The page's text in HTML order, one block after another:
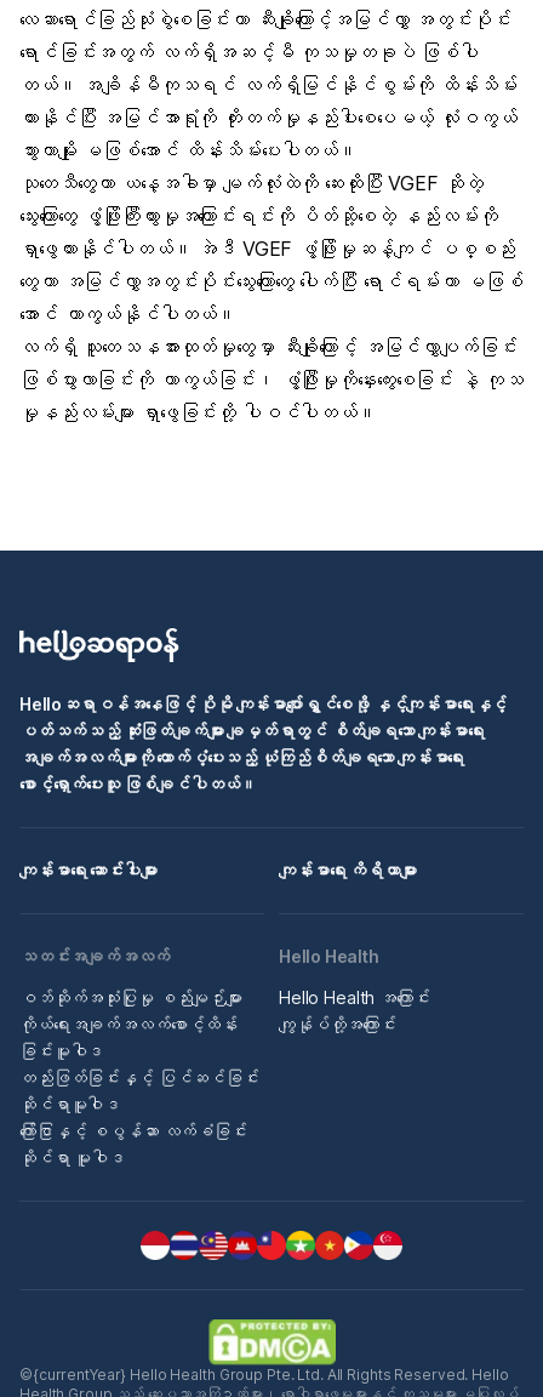
လေဆာရောင်ခြည်သုံးစွဲစေခြင်းဟာ ဆီးချိုကြောင့်အမြင်လွှာ အတွင်းပိုင်း
ရောင်ခြင်းအတွက် လက်ရှိအဆင့်မီ ကုသမှုတခုပဲ ဖြစ်ပါ
တယ်။ အချိန်မီကုသရင် လက်ရှိမြင်နိုင်စွမ်းကို ထိန်းသိမ်း
ထားနိုင်ပြီး အမြင်အာရုံကို တိုးတက်မှုနည်းပါးစေပေမယ့် လုံးဝကွယ်
သွားတာမျိုး မဖြစ်အောင် ထိန်းသိမ်းပေးပါတယ်။
သုတေသီတွေဟာ ယနေ့အခါမှာ မျက်လုံးထဲကို ဆေးထိုးပြီး VGEF ဆိုတဲ့
သွေးကြောတွေ ဖွံ့ဖြိုးကြီးထွားမှုအကြောင်းရင်းကို ပိတ်ဆို့စေတဲ့ နည်းလမ်းကို
ရှာဖွေထားနိုင်ပါတယ်။ အဲဒီ VGEF ဖွံ့ဖြိုးမှုဆန့်ကျင် ပစ္စည်း
တွေဟာ အမြင်လွှာအတွင်းပိုင်းသွေးကြောတွေ ပေါက်ပြီး ရောင်ရမ်းတာ မဖြစ်
အောင် ကာကွယ်နိုင်ပါတယ်။
လက်ရှိ သူတေသနအားထုတ်မှုတွေမှာ ဆီးချိုကြောင့် အမြင်လွှာပျက်ခြင်း
ဖြစ်ပွားလာခြင်းကို ကာကွယ်ခြင်း၊ ဖွံ့ဖြီုးမှုကိုနှေးကွေးစေခြင်း နဲ့ ကုသ
မှုနည်းလမ်းများ ရှာဖွေခြင်းတို့ ပါဝင်ပါတယ်။
Helloဆရာဝန်အနေဖြင့် ပိုမို ကျန်းမာပျော်ရွှင်စေဖို့ နှင့်ကျန်းမာရေးနှင့်
ပတ်သက်သည့် ဆုံးဖြတ်ချက်များ ချမှတ်ရာတွင် စိတ်ချရသော ကျန်းမာရေး
အချက်အလက်များကို ထောက်ပံ့ပေးသည့် ယုံကြည်စိတ်ချရသော ကျန်းမာရေး
စောင့်ရှောက်ပေးသူ ဖြစ်ချင်ပါတယ်။
ကျန်းမာရေး ဆောင်းပါးများ ကျန်းမာရေး ကိရိယာများ
သတင်းအချက်အလက်
ဝဘ်ဆိုက်အသုံးပြုမှု စည်းမျဉ်းများ
ကိုယ်ရေးအချက်အလက်စောင့်ထိန်း
ခြင်းမူဝါဒ
တည်းဖြတ်ခြင်းနှင့် ပြင်ဆင်ခြင်း
ဆိုင်ရာမူဝါဒ
ကြော်ငြာနှင့် စပွန်ဆာ လက်ခံခြင်း
ဆိုင်ရာ မူဝါဒ
Hello Health
Hello Health အကြောင်း
ကျွန်ုပ်တို့အကြောင်း
©{currentYear} Hello Health Group Pte. Ltd. All Rights Reserved. Hello